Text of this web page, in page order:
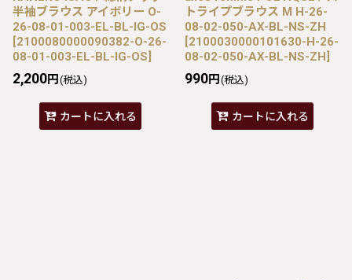
半袖ブラウス アイボリー O-
26-08-01-003-EL-BL-IG-OS
[2100080000090382-O-26-
08-01-003-EL-BL-IG-OS]
2,200円 (税込)
カートに入れる
トライプブラウス M H-26-
08-02-050-AX-BL-NS-ZH
[2100030000101630-H-26-
08-02-050-AX-BL-NS-ZH]
990円 (税込)
カートに入れる